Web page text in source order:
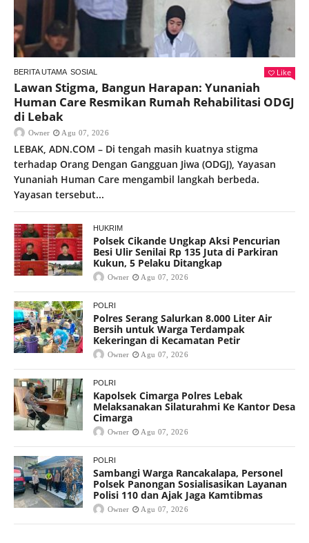
BERITA UTAMA SOSIAL Like
Lawan Stigma, Bangun Harapan: Yunaniah
Human Care Resmikan Rumah Rehabilitasi ODGJ
di Lebak
Owner Agu 07, 2026
LEBAK, ADN.COM – Di tengah masih kuatnya stigma
terhadap Orang Dengan Gangguan Jiwa (ODGJ), Yayasan
Yunaniah Human Care mengambil langkah berbeda.
Yayasan tersebut...
HUKRIM
Polsek Cikande Ungkap Aksi Pencurian
Besi Ulir Senilai Rp 135 Juta di Parkiran
Kukun, 5 Pelaku Ditangkap
Owner Agu 07, 2026
POLRI
Polres Serang Salurkan 8.000 Liter Air
Bersih untuk Warga Terdampak
Kekeringan di Kecamatan Petir
Owner Agu 07, 2026
POLRI
Kapolsek Cimarga Polres Lebak
Melaksanakan Silaturahmi Ke Kantor Desa
Cimarga
Owner Agu 07, 2026
POLRI
Sambangi Warga Rancakalapa, Personel
Polsek Panongan Sosialisasikan Layanan
Polisi 110 dan Ajak Jaga Kamtibmas
Owner Agu 07, 2026